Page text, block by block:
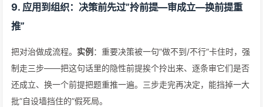
9. 应用到组织：决策前先过”拎前提—审成立—换前提重
推”
把对治做成流程。 实例 ：重要决策被一句”做不到/不行”卡住时，强
制走三步——把这句话里的隐性前提挨个拎出来、逐条审它们是否
还成立、换一个前提把题重推一遍。三步走完再决定，能挡掉一大
批”自设墙挡住的”假死局。